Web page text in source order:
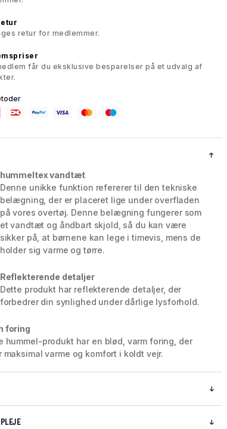
retur for medlemmer.
får du eksklusive besparelser på et udvalg af
hummeltex vandtæt
Denne unikke funktion refererer til den tekniske
belægning, der er placeret lige under overfladen
på vores overtøj. Denne belægning fungerer som
et vandtæt og åndbart skjold, så du kan være
sikker på, at børnene kan lege i timevis, mens de
holder sig varme og tørre.
Reflekterende detaljer
Dette produkt har reflekterende detaljer, der
forbedrer din synlighed under dårlige lysforhold.
foring
hummel-produkt har en blød, varm foring, der
maksimal varme og komfort i koldt vejr.